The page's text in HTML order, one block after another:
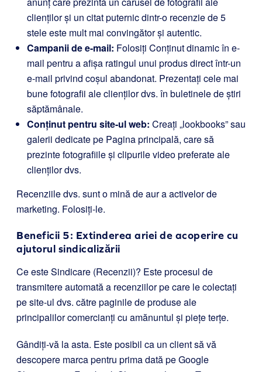
clienților și un citat puternic dintr-o recenzie de 5
stele este mult mai convingător și autentic.
Campanii de e-mail: Folosiți Conținut dinamic în e-
mail pentru a afișa ratingul unui produs direct într-un
e-mail privind coșul abandonat. Prezentați cele mai
bune fotografii ale clienților dvs. în buletinele de știri
săptămânale.
Conținut pentru site-ul web: Creați „lookbooks” sau
galerii dedicate pe Pagina principală, care să
prezinte fotografiile și clipurile video preferate ale
clienților dvs.
Recenziile dvs. sunt o mină de aur a activelor de
marketing. Folosiți-le.
Beneficii 5: Extinderea ariei de acoperire cu
ajutorul sindicalizării
Ce este Sindicare (Recenzii)? Este procesul de
transmitere automată a recenziilor pe care le colectați
pe site-ul dvs. către paginile de produse ale
principalilor comercianți cu amănuntul și piețe terțe.
Gândiți-vă la asta. Este posibil ca un client să vă
descopere marca pentru prima dată pe Google